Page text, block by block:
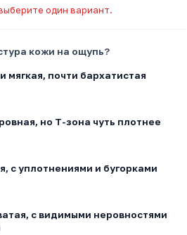
один вариант.
кожи на ощупь?
мягкая, почти бархатистая
но Т-зона чуть плотнее
с уплотнениями и бугорками
с видимыми неровностями